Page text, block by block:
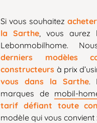
Si vous souhaitez
la Sarthe , vous aurez
Lebonmobilhome.
derniers modèles
constructeurs à prix
vous dans la Sarthe.
marques de mobil-
tarif défiant toute
modèle qui vous convient :